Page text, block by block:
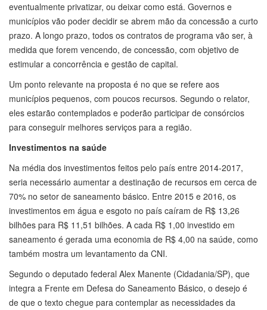
eventualmente privatizar, ou deixar como está. Governos e
municípios vão poder decidir se abrem mão da concessão a curto
prazo. A longo prazo, todos os contratos de programa vão ser, à
medida que forem vencendo, de concessão, com objetivo de
estimular a concorrência e gestão de capital.
Um ponto relevante na proposta é no que se refere aos
municípios pequenos, com poucos recursos. Segundo o relator,
eles estarão contemplados e poderão participar de consórcios
para conseguir melhores serviços para a região.
Investimentos na saúde
Na média dos investimentos feitos pelo país entre 2014-2017,
seria necessário aumentar a destinação de recursos em cerca de
70% no setor de saneamento básico. Entre 2015 e 2016, os
investimentos em água e esgoto no país caíram de R$ 13,26
bilhões para R$ 11,51 bilhões. A cada R$ 1,00 investido em
saneamento é gerada uma economia de R$ 4,00 na saúde, como
também mostra um levantamento da CNI.
Segundo o deputado federal Alex Manente (Cidadania/SP), que
integra a Frente em Defesa do Saneamento Básico, o desejo é
de que o texto chegue para contemplar as necessidades da